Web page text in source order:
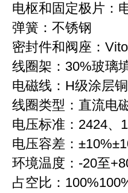
电枢和固定极片：
弹簧：不锈钢
密封件和阀座：
线圈架：30%玻璃
电磁线：H级涂层铜
线圈类型：直流电
电压标准：2424、
电压容差：
环境温度：-20至
占空比：